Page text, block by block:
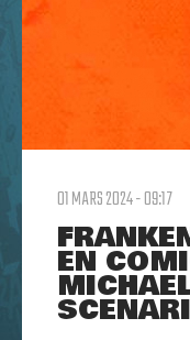
01 MARS 2024 - 09:17
EN